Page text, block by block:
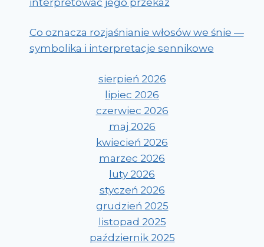
Co oznacza rozjaśnianie włosów we śnie —
symbolika i interpretacje sennikowe
sierpień 2026
lipiec 2026
czerwiec 2026
maj 2026
kwiecień 2026
marzec 2026
luty 2026
styczeń 2026
grudzień 2025
listopad 2025
październik 2025